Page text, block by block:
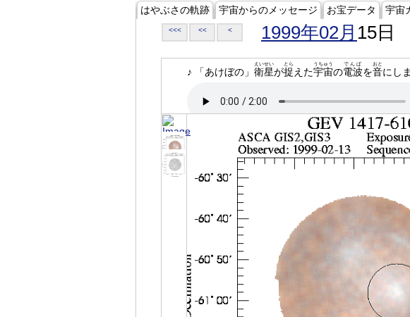
はやぶさの軌跡 宇宙からのメッセージ お宝データ 宇宙
<<< << < 1999年02月 15日
♪ 「あけぼの」 衛星
えいせい
が捉
とら
えた宇宙
うちゅう
の電波
でんぱ
を音
おと
にし